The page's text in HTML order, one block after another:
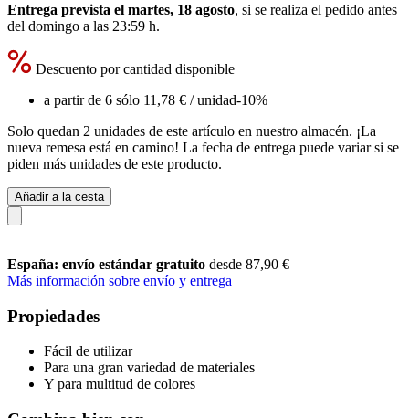
Entrega prevista el martes, 18 agosto, si se realiza el pedido antes
del domingo a las 23:59 h.
Descuento por cantidad disponible
a partir de 6 sólo 11,78 € / unidad-10%
Solo quedan 2 unidades de este artículo en nuestro almacén. ¡La
nueva remesa está en camino! La fecha de entrega puede variar si se
piden más unidades de este producto.
Añadir a la cesta
España: envío estándar gratuito desde 87,90 €
Más información sobre envío y entrega
Propiedades
Fácil de utilizar
Para una gran variedad de materiales
Y para multitud de colores